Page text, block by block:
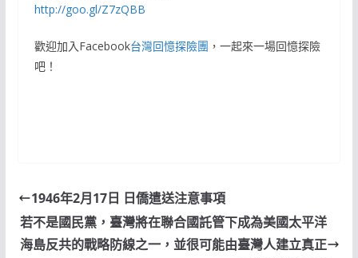
http://goo.gl/Z7zQBB
歡迎加入Facebook台灣回憶探險團 ，一起來一場回憶探險
吧！
1946年2月17日 日僑遣送注意事項
若不是國民黨，臺灣將在聯合國託管下成為美國太平洋
海島反共的戰略防線之一，並很可能由臺灣人建立真正